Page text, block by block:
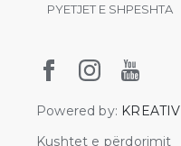
PYETJET E SHPESHTA
Powered by: KREATIV
Kushtet e përdorimit